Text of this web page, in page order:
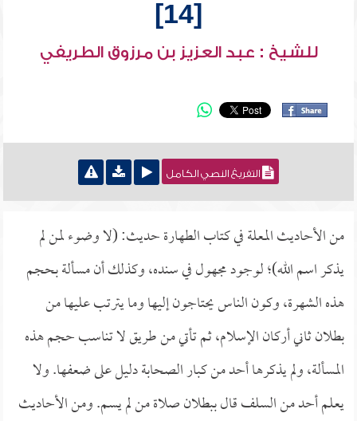
[14]
للشيخ : عبد العزيز بن مرزوق الطريفي
التفريغ النصي الكامل
من الأحاديث المعلة في كتاب الطهارة حديث: (لا وضوء لمن لم
يذكر اسم الله)؛ لوجود مجهول في سنده، وكذلك أن مسألة بحجم
هذه الشهرة، وكون الناس يحتاجون إليها وما يترتب عليها من
بطلان ثاني أركان الإسلام، ثم تأتي من طريق لا تناسب حجم هذه
المسألة، ولم يذكرها أحد من كبار الصحابة دليل على ضعفها. ولا
يعلم أحد من السلف قال ببطلان صلاة من لم يسم. ومن الأحاديث